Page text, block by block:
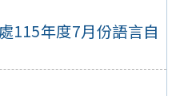
115年度7月份語言自